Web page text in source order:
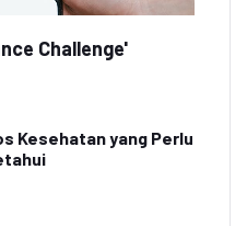
Challenge'
Kesehatan yang Perlu